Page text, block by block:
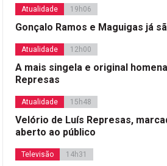
Atualidade 19h06
Gonçalo Ramos e Maguigas já
Atualidade 12h00
A mais singela e original
Represas
Atualidade 15h48
Velório de Luís Represas,
aberto ao público
Televisão 14h31